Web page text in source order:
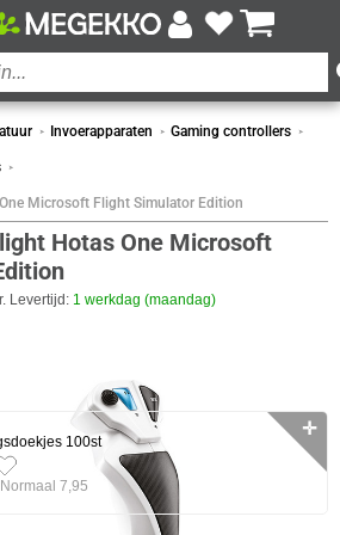
Invoerapparaten Gaming controllers
Microsoft Flight Simulator Edition
Hotas One Microsoft
Levertijd: 1 werkdag (maandag)
100st
Normaal 7,95
✛